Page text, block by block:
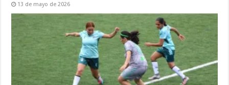
13 de mayo de 2026